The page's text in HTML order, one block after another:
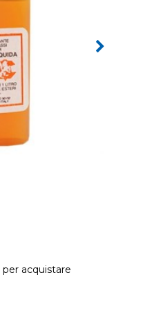
per acquistare